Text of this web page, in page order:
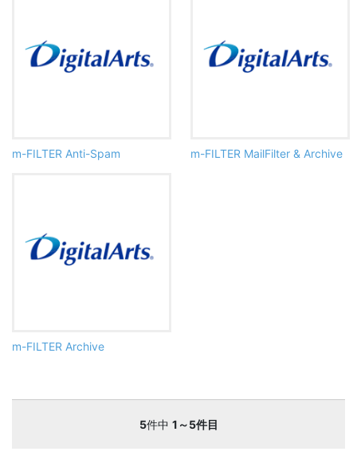
m-FILTER Anti-Spam m-FILTER MailFilter & Archive
m-FILTER Archive
5件中 1～5件目